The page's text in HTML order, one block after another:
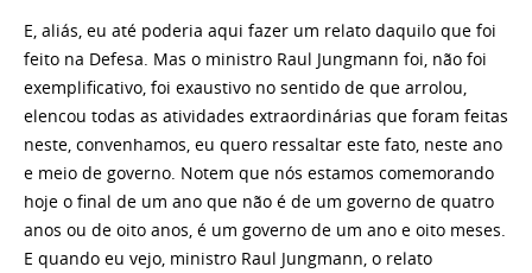
E, aliás, eu até poderia aqui fazer um relato daquilo que foi
feito na Defesa. Mas o ministro Raul Jungmann foi, não foi
exemplificativo, foi exaustivo no sentido de que arrolou,
elencou todas as atividades extraordinárias que foram feitas
neste, convenhamos, eu quero ressaltar este fato, neste ano
e meio de governo. Notem que nós estamos comemorando
hoje o final de um ano que não é de um governo de quatro
anos ou de oito anos, é um governo de um ano e oito meses.
E quando eu vejo, ministro Raul Jungmann, o relato